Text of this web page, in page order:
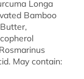
Longa
Bamboo
May contain: